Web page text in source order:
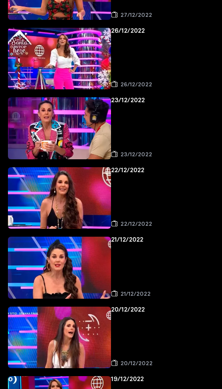
27/12/2022
26/12/2022
26/12/2022
23/12/2022
23/12/2022
22/12/2022
22/12/2022
21/12/2022
21/12/2022
20/12/2022
20/12/2022
19/12/2022